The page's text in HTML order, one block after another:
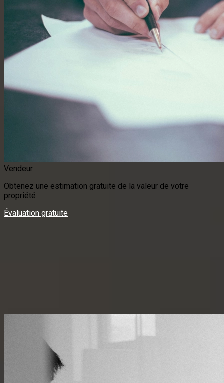
Vendeur
Obtenez une estimation gratuite de la valeur de votre
propriété
Évaluation gratuite